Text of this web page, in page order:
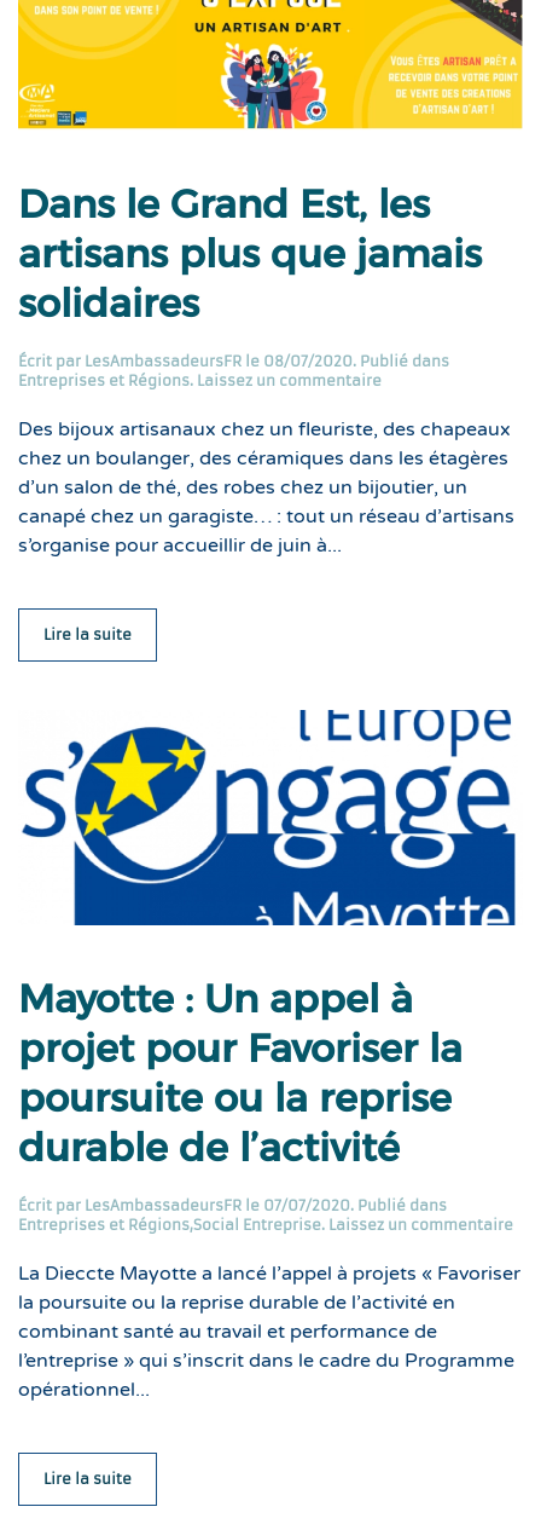
Dans le Grand Est, les
artisans plus que jamais
solidaires
Écrit par LesAmbassadeursFR le 08/07/2020. Publié dans
Entreprises et Régions. Laissez un commentaire
Des bijoux artisanaux chez un fleuriste, des chapeaux
chez un boulanger, des céramiques dans les étagères
d’un salon de thé, des robes chez un bijoutier, un
canapé chez un garagiste… : tout un réseau d’artisans
s’organise pour accueillir de juin à...
Lire la suite
Mayotte : Un appel à
projet pour Favoriser la
poursuite ou la reprise
durable de l’activité
Écrit par LesAmbassadeursFR le 07/07/2020. Publié dans
Entreprises et Régions,Social Entreprise. Laissez un commentaire
La Dieccte Mayotte a lancé l’appel à projets « Favoriser
la poursuite ou la reprise durable de l’activité en
combinant santé au travail et performance de
l’entreprise » qui s’inscrit dans le cadre du Programme
opérationnel...
Lire la suite